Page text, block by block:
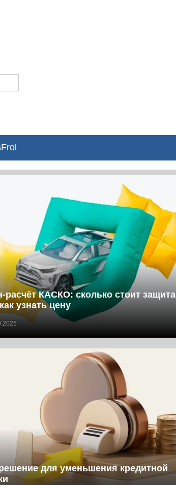
расчёт КАСКО: сколько стоит защита
узнать цену
для уменьшения кредитной